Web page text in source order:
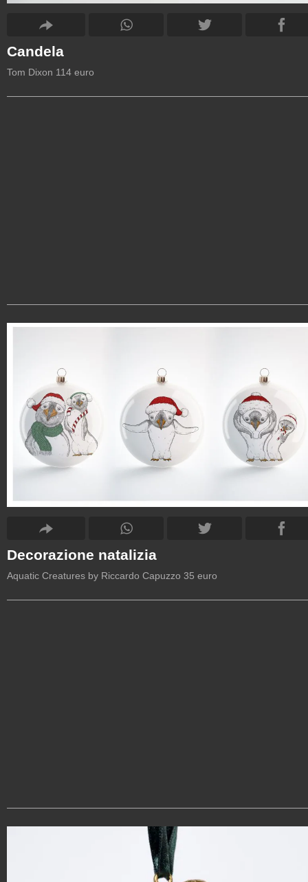
Candela
Tom Dixon 114 euro
Decorazione natalizia
Aquatic Creatures by Riccardo Capuzzo 35 euro